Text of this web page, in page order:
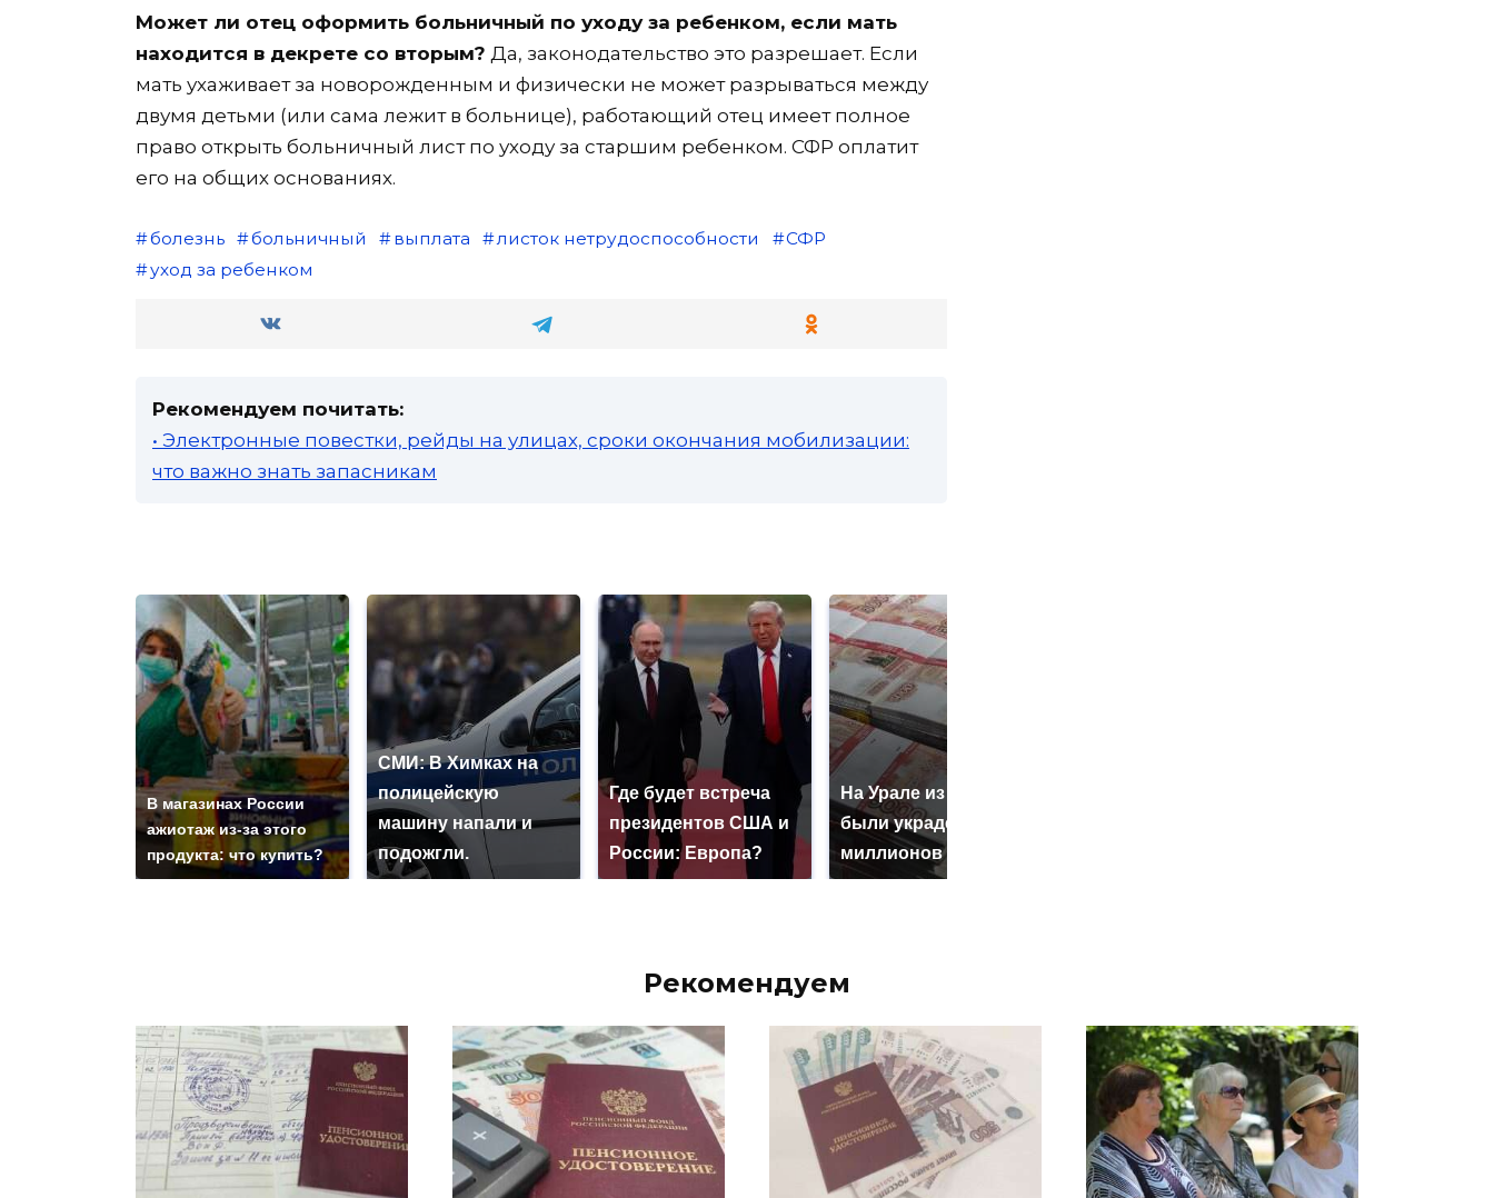
Может ли отец оформить больничный по уходу за ребенком, если мать
находится в декрете со вторым? Да, законодательство это разрешает. Если
мать ухаживает за новорожденным и физически не может разрываться между
двумя детьми (или сама лежит в больнице), работающий отец имеет полное
право открыть больничный лист по уходу за старшим ребенком. СФР оплатит
его на общих основаниях.
болезнь больничный выплата листок нетрудоспособности
СФР
уход за ребенком
Рекомендуем почитать:
• Электронные повестки, рейды на улицах, сроки окончания мобилизации:
что важно знать запасникам
В магазинах России
ажиотаж из-за этого
продукта: что купить?
СМИ: В Химках на
полицейскую
машину напали и
подожгли.
Где будет встреча
президентов США и
России: Европа?
На Урале из казны
были украдены 18
миллионов рублей
Рекомендуем